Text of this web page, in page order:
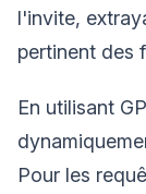
l'invite,
pertinent des
En utilisant
Pour les